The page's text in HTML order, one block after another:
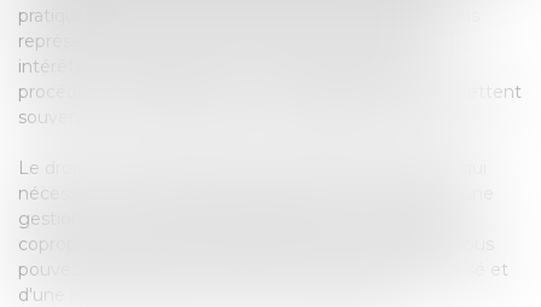
pratiques à adopter. En cas de litige, l'avocat peut vous
représenter devant les tribunaux pour défendre vos
intérêts. Il peut également vous assister dans les
procédures de médiation ou de conciliation, qui permettent
souvent de trouver une solution amiable aux conflits.
Le droit de la copropriété est un domaine complexe qui
nécessite une expertise juridique solide pour assurer une
gestion harmonieuse et équitable des immeubles en
copropriété. En faisant appel à un avocat spécialisé, vous
pouvez bénéficier d'un accompagnement personnalisé et
d'une représentation efficace en cas de litige.